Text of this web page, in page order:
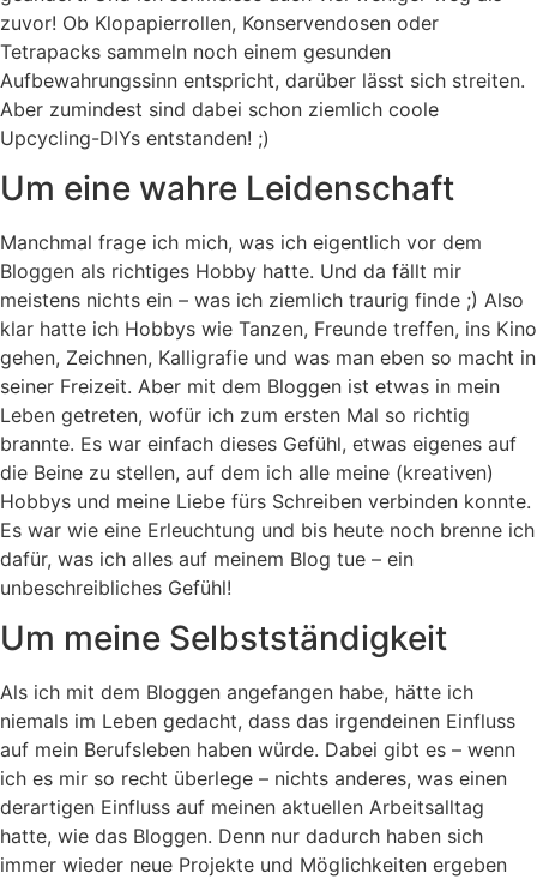
zuvor! Ob Klopapierrollen, Konservendosen oder
Tetrapacks sammeln noch einem gesunden
Aufbewahrungssinn entspricht, darüber lässt sich streiten.
Aber zumindest sind dabei schon ziemlich coole
Upcycling-DIYs entstanden! ;)
Um eine wahre Leidenschaft
Manchmal frage ich mich, was ich eigentlich vor dem
Bloggen als richtiges Hobby hatte. Und da fällt mir
meistens nichts ein – was ich ziemlich traurig finde ;) Also
klar hatte ich Hobbys wie Tanzen, Freunde treffen, ins Kino
gehen, Zeichnen, Kalligrafie und was man eben so macht in
seiner Freizeit. Aber mit dem Bloggen ist etwas in mein
Leben getreten, wofür ich zum ersten Mal so richtig
brannte. Es war einfach dieses Gefühl, etwas eigenes auf
die Beine zu stellen, auf dem ich alle meine (kreativen)
Hobbys und meine Liebe fürs Schreiben verbinden konnte.
Es war wie eine Erleuchtung und bis heute noch brenne ich
dafür, was ich alles auf meinem Blog tue – ein
unbeschreibliches Gefühl!
Um meine Selbstständigkeit
Als ich mit dem Bloggen angefangen habe, hätte ich
niemals im Leben gedacht, dass das irgendeinen Einfluss
auf mein Berufsleben haben würde. Dabei gibt es – wenn
ich es mir so recht überlege – nichts anderes, was einen
derartigen Einfluss auf meinen aktuellen Arbeitsalltag
hatte, wie das Bloggen. Denn nur dadurch haben sich
immer wieder neue Projekte und Möglichkeiten ergeben